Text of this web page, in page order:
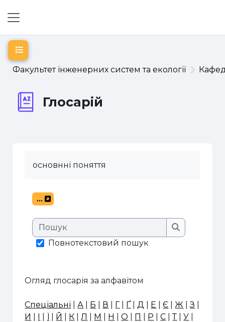
Факультет інженерних систем та екології
Глосарій
Відкритий покажчик курсу
основнні поняття
...
Експорт записів
Пошук
Пошук
Повнотекстовий пошук
Огляд глосарія за алфавітом
Спеціальні |А Б В Г Ґ Д Е |Є Ж |З
И
І Ї Й К Л М Н |О П Р |С |Т |У